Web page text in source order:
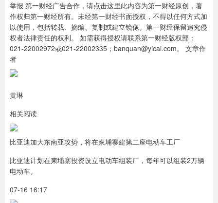
举报 第一财经广告合作，请点击这里此内容为第一财经原创，著
作权归第一财经所有。未经第一财经书面授权，不得以任何方式加
以使用，包括转载、摘编、复制或建立镜像。第一财经保留追究侵
权者法律责任的权利。 如需获得授权请联系第一财经版权部：
021-22002972或021-22002335；banquan@yicai.com。 文章作
者
黄琳
相关阅读
比亚迪加大东南亚攻势，将在柬埔寨建第二座电动车工厂
比亚迪计划在柬埔寨投资设立电动车组装厂，每年可以组装2万辆
电动车。
07-16 16:17